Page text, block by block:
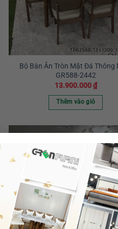
Bộ Bàn Ăn Tròn Mặt Đá Thông
GR588-2442
13.900.000₫
Thêm vào giỏ